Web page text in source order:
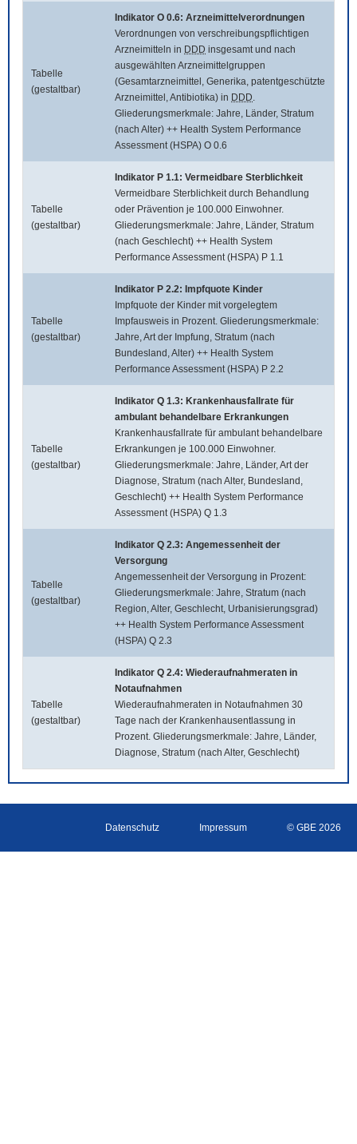
Tabelle
(gestaltbar)
Indikator O 0.6: Arzneimittelverordnungen
Verordnungen von verschreibungspflichtigen
Arzneimitteln in DDD insgesamt und nach
ausgewählten Arzneimittelgruppen
(Gesamtarzneimittel, Generika, patentgeschützte
Arzneimittel, Antibiotika) in DDD.
Gliederungsmerkmale: Jahre, Länder, Stratum
(nach Alter) ++ Health System Performance
Assessment (HSPA) O 0.6
Tabelle
(gestaltbar)
Indikator P 1.1: Vermeidbare Sterblichkeit
Vermeidbare Sterblichkeit durch Behandlung
oder Prävention je 100.000 Einwohner.
Gliederungsmerkmale: Jahre, Länder, Stratum
(nach Geschlecht) ++ Health System
Performance Assessment (HSPA) P 1.1
Tabelle
(gestaltbar)
Indikator P 2.2: Impfquote Kinder
Impfquote der Kinder mit vorgelegtem
Impfausweis in Prozent. Gliederungsmerkmale:
Jahre, Art der Impfung, Stratum (nach
Bundesland, Alter) ++ Health System
Performance Assessment (HSPA) P 2.2
Tabelle
(gestaltbar)
Indikator Q 1.3: Krankenhausfallrate für
ambulant behandelbare Erkrankungen
Krankenhausfallrate für ambulant behandelbare
Erkrankungen je 100.000 Einwohner.
Gliederungsmerkmale: Jahre, Länder, Art der
Diagnose, Stratum (nach Alter, Bundesland,
Geschlecht) ++ Health System Performance
Assessment (HSPA) Q 1.3
Tabelle
(gestaltbar)
Indikator Q 2.3: Angemessenheit der
Versorgung
Angemessenheit der Versorgung in Prozent:
Gliederungsmerkmale: Jahre, Stratum (nach
Region, Alter, Geschlecht, Urbanisierungsgrad)
++ Health System Performance Assessment
(HSPA) Q 2.3
Tabelle
(gestaltbar)
Indikator Q 2.4: Wiederaufnahmeraten in
Notaufnahmen
Wiederaufnahmeraten in Notaufnahmen 30
Tage nach der Krankenhausentlassung in
Prozent. Gliederungsmerkmale: Jahre, Länder,
Diagnose, Stratum (nach Alter, Geschlecht)
Datenschutz Impressum © GBE 2026